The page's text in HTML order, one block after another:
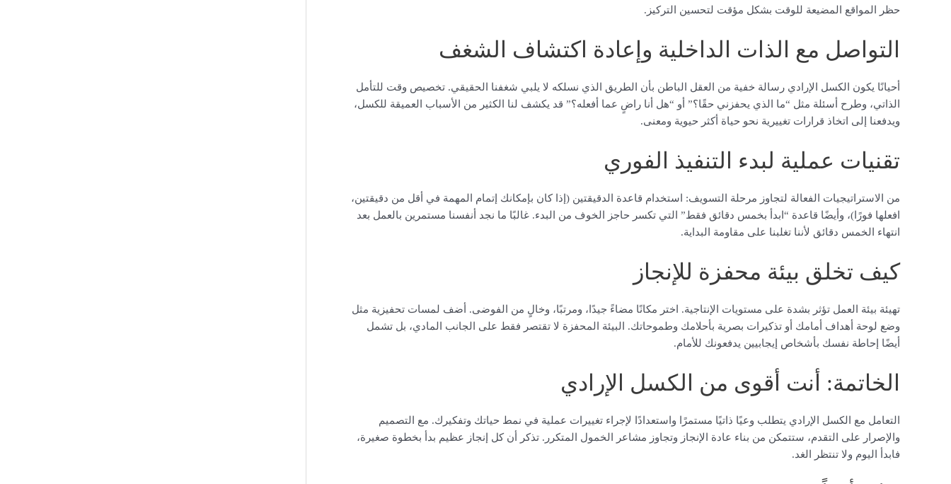
حظر المواقع المضيعة للوقت بشكل مؤقت لتحسين التركيز.
التواصل مع الذات الداخلية وإعادة اكتشاف الشغف
أحيانًا يكون الكسل الإرادي رسالة خفية من العقل الباطن بأن الطريق الذي نسلكه لا يلبي شغفنا الحقيقي. تخصيص وقت للتأمل
الذاتي، وطرح أسئلة مثل “ما الذي يحفزني حقًا؟” أو “هل أنا راضٍ عما أفعله؟” قد يكشف لنا الكثير من الأسباب العميقة للكسل،
ويدفعنا إلى اتخاذ قرارات تغييرية نحو حياة أكثر حيوية ومعنى.
تقنيات عملية لبدء التنفيذ الفوري
من الاستراتيجيات الفعالة لتجاوز مرحلة التسويف: استخدام قاعدة الدقيقتين (إذا كان بإمكانك إتمام المهمة في أقل من دقيقتين،
افعلها فورًا)، وأيضًا قاعدة “ابدأ بخمس دقائق فقط” التي تكسر حاجز الخوف من البدء. غالبًا ما نجد أنفسنا مستمرين بالعمل بعد
انتهاء الخمس دقائق لأننا تغلبنا على مقاومة البداية.
كيف تخلق بيئة محفزة للإنجاز
تهيئة بيئة العمل تؤثر بشدة على مستويات الإنتاجية. اختر مكانًا مضاءً جيدًا، ومرتبًا، وخالٍ من الفوضى. أضف لمسات تحفيزية مثل
وضع لوحة أهداف أمامك أو تذكيرات بصرية بأحلامك وطموحاتك. البيئة المحفزة لا تقتصر فقط على الجانب المادي، بل تشمل
أيضًا إحاطة نفسك بأشخاص إيجابيين يدفعونك للأمام.
الخاتمة: أنت أقوى من الكسل الإرادي
التعامل مع الكسل الإرادي يتطلب وعيًا ذاتيًا مستمرًا واستعدادًا لإجراء تغييرات عملية في نمط حياتك وتفكيرك. مع التصميم
والإصرار على التقدم، ستتمكن من بناء عادة الإنجاز وتجاوز مشاعر الخمول المتكرر. تذكر أن كل إنجاز عظيم بدأ بخطوة صغيرة،
فابدأ اليوم ولا تنتظر الغد.